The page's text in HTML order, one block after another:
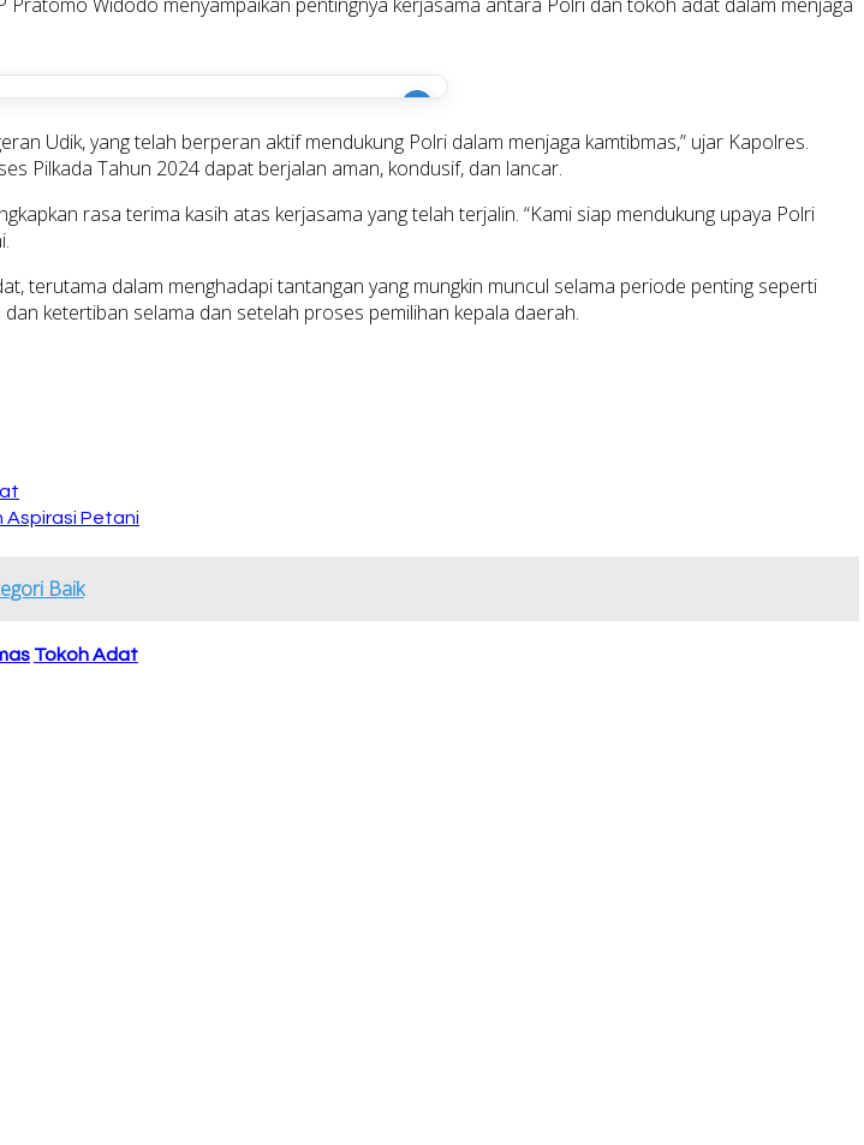
i
Udik, yang telah berperan aktif mendukung Polri dalam menjaga kamtibmas,” ujar Kapolres.
Pilkada Tahun 2024 dapat berjalan aman, kondusif, dan lancar.
rasa terima kasih atas kerjasama yang telah terjalin. “Kami siap mendukung upaya Polri
terutama dalam menghadapi tantangan yang mungkin muncul selama periode penting seperti
ketertiban selama dan setelah proses pemilihan kepala daerah.
Aspirasi Petani
Baik
Tokoh Adat